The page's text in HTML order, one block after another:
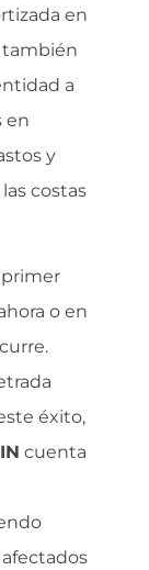
en
también
a
en
y
costas
primer
o en
éxito,
cuenta